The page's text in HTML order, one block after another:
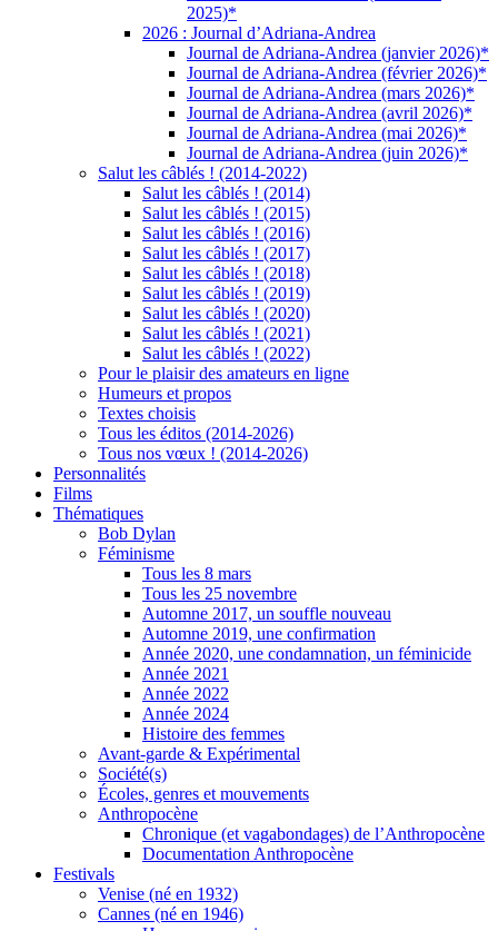
2025)*
2026 : Journal d’Adriana-Andrea
Journal de Adriana-Andrea (janvier 2026)*
Journal de Adriana-Andrea (février 2026)*
Journal de Adriana-Andrea (mars 2026)*
Journal de Adriana-Andrea (avril 2026)*
Journal de Adriana-Andrea (mai 2026)*
Journal de Adriana-Andrea (juin 2026)*
Salut les câblés ! (2014-2022)
Salut les câblés ! (2014)
Salut les câblés ! (2015)
Salut les câblés ! (2016)
Salut les câblés ! (2017)
Salut les câblés ! (2018)
Salut les câblés ! (2019)
Salut les câblés ! (2020)
Salut les câblés ! (2021)
Salut les câblés ! (2022)
Pour le plaisir des amateurs en ligne
Humeurs et propos
Textes choisis
Tous les éditos (2014-2026)
Tous nos vœux ! (2014-2026)
Personnalités
Films
Thématiques
Bob Dylan
Féminisme
Tous les 8 mars
Tous les 25 novembre
Automne 2017, un souffle nouveau
Automne 2019, une confirmation
Année 2020, une condamnation, un féminicide
Année 2021
Année 2022
Année 2024
Histoire des femmes
Avant-garde & Expérimental
Société(s)
Écoles, genres et mouvements
Anthropocène
Chronique (et vagabondages) de l’Anthropocène
Documentation Anthropocène
Festivals
Venise (né en 1932)
Cannes (né en 1946)